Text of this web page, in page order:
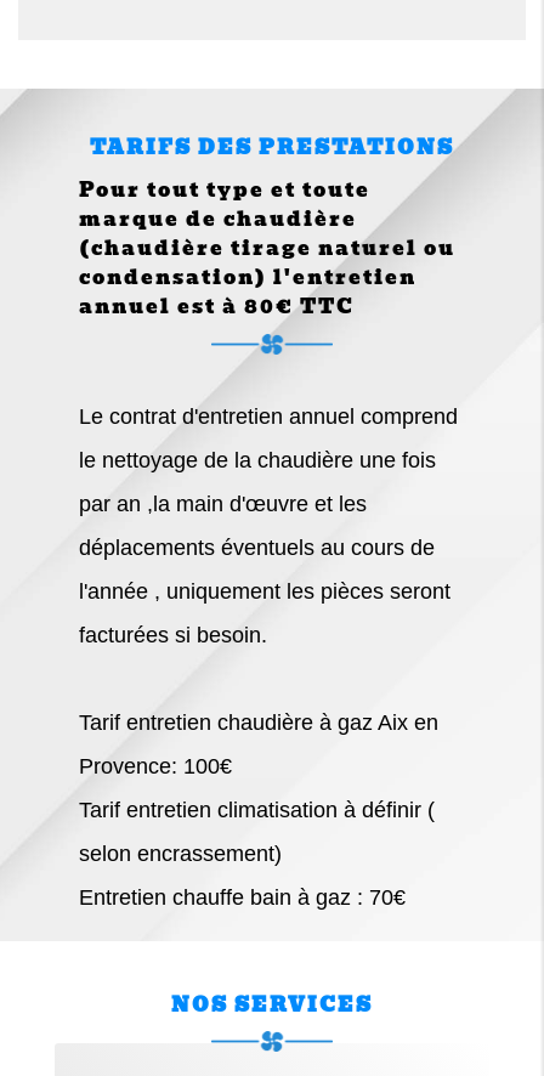
TARIFS DES PRESTATIONS
Pour tout type et toute
marque de chaudière
(chaudière tirage naturel ou
condensation) l'entretien
annuel est à 80€ TTC
Le contrat d'entretien annuel comprend
le nettoyage de la chaudière une fois
par an ,la main d'œuvre et les
déplacements éventuels au cours de
l'année , uniquement les pièces seront
facturées si besoin.
Tarif entretien chaudière à gaz Aix en
Provence: 100€
Tarif entretien climatisation à définir (
selon encrassement)
Entretien chauffe bain à gaz : 70€
NOS SERVICES